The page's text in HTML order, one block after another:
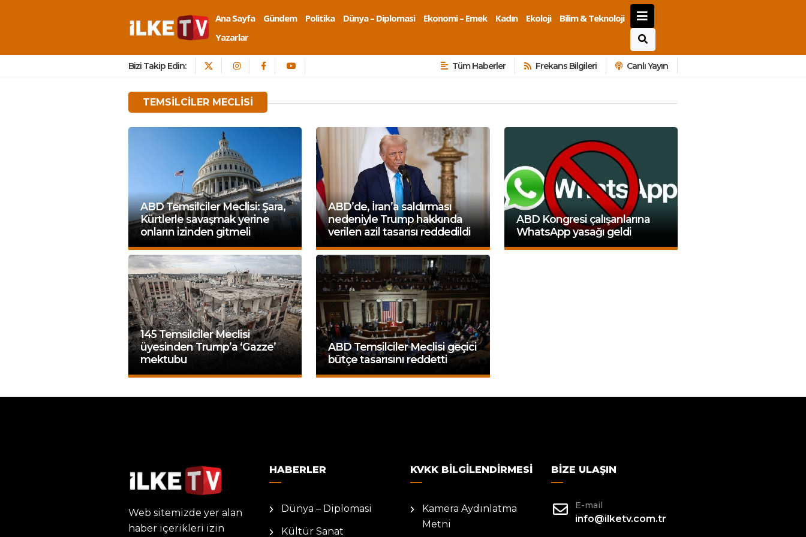
Ana Sayfa Gündem Politika Dünya – Diplomasi Ekonomi – Emek Kadın Ekoloji
Bilim & Teknoloji
Yazarlar
Bizi Takip Edin: Tüm Haberler Frekans Bilgileri Canlı Yayın
TEMSILCILER MECLISI
ABD Temsilciler Meclisi: Şara,
Kürtlerle savaşmak yerine
onların izinden gitmeli
ABD’de, İran’a saldırması
nedeniyle Trump hakkında
verilen azil tasarısı reddedildi
ABD Kongresi çalışanlarına
WhatsApp yasağı geldi
145 Temsilciler Meclisi
üyesinden Trump’a ‘Gazze’
mektubu
ABD Temsilciler Meclisi geçici
bütçe tasarısını reddetti
Web sitemizde yer alan
haber içerikleri izin
HABERLER
Dünya – Diplomasi
Kültür Sanat
KVKK BILGILENDIRMESI
Kamera Aydınlatma
Metni
BIZE ULAŞIN
E-mail
info@ilketv.com.tr